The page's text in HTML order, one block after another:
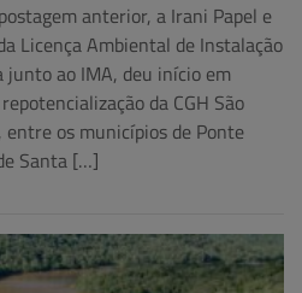
anterior, a Irani Papel e
Licença Ambiental de Instalação
ao IMA, deu início em
da CGH São
os municípios de Ponte
Santa […]